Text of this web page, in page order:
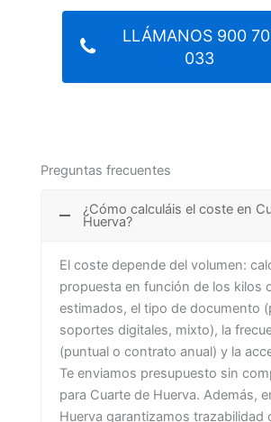
LLÁMANOS 900
033
Preguntas frecuentes
¿Cómo calculáis el coste en
Huerva?
El coste depende del volumen:
propuesta en función de los kilos
estimados, el tipo de documento
soportes digitales, mixto), la
(puntual o contrato anual) y la
Te enviamos presupuesto sin
para Cuarte de Huerva. Además,
Huerva garantizamos trazabilidad